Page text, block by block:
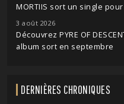
MORTIIS sort un single
3 août 2026
Découvrez PYRE OF
album sort en septembre
DERNIÈRES CHRONIQUES